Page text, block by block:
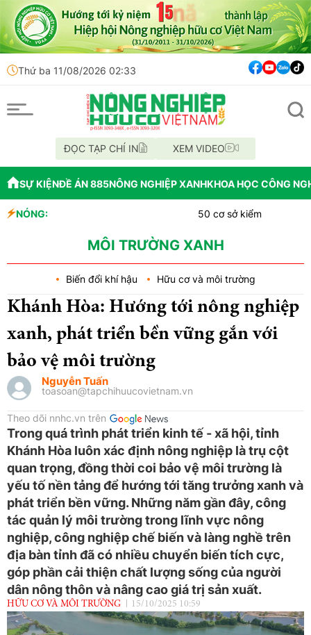
Thứ ba 11/08/2026 02:33
ĐỌC TẠP CHÍ IN XEM VIDEO
SỰ KIỆNĐỀ ÁN 885NÔNG NGHIỆP XANHKHOA HỌC CÔNG
NÓNG:
50 cơ sở kiểm nghiệm Cadimi,
Hà Nội siết chặt an toàn thực
MÔI TRƯỜNG XANH
Biến đổi khí hậu Hữu cơ và môi trường
Khánh Hòa: Hướng tới nông nghiệp
xanh, phát triển bền vững gắn với
bảo vệ môi trường
Nguyễn Tuấn
toasoan@tapchihuucovietnam.vn
Theo dõi nnhc.vn trên
Trong quá trình phát triển kinh tế - xã hội, tỉnh
Khánh Hòa luôn xác định nông nghiệp là trụ cột
quan trọng, đồng thời coi bảo vệ môi trường là
yếu tố nền tảng để hướng tới tăng trưởng xanh và
phát triển bền vững. Những năm gần đây, công
tác quản lý môi trường trong lĩnh vực nông
nghiệp, công nghiệp chế biến và làng nghề trên
địa bàn tỉnh đã có nhiều chuyển biến tích cực,
góp phần cải thiện chất lượng sống của người
dân nông thôn và nâng cao giá trị sản xuất.
HỮU CƠ VÀ MÔI TRƯỜNG 15/10/2025 10:59